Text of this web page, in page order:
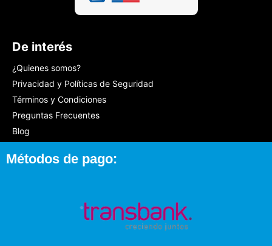
De interés
¿Quienes somos?
Privacidad y Políticas de Seguridad
Términos y Condiciones
Preguntas Frecuentes
Blog
Métodos de pago: